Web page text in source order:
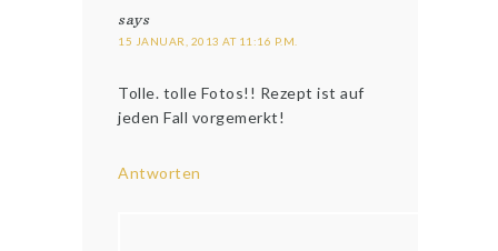
says
15 JANUAR, 2013 AT 11:16 P.M.
Tolle. tolle Fotos!! Rezept ist auf
jeden Fall vorgemerkt!
Antworten